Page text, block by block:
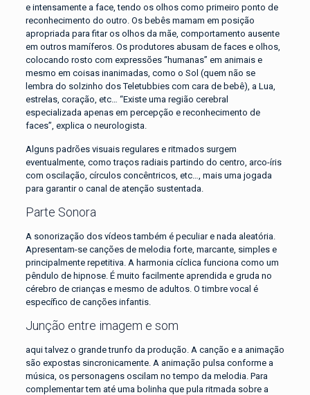
e intensamente a face, tendo os olhos como primeiro ponto de
reconhecimento do outro. Os bebês mamam em posição
apropriada para fitar os olhos da mãe, comportamento ausente
em outros mamíferos. Os produtores abusam de faces e olhos,
colocando rosto com expressões “humanas” em animais e
mesmo em coisas inanimadas, como o Sol (quem não se
lembra do solzinho dos Teletubbies com cara de bebê), a Lua,
estrelas, coração, etc… “Existe uma região cerebral
especializada apenas em percepção e reconhecimento de
faces”, explica o neurologista.
Alguns padrões visuais regulares e ritmados surgem
eventualmente, como traços radiais partindo do centro, arco-íris
com oscilação, círculos concêntricos, etc…, mais uma jogada
para garantir o canal de atenção sustentada.
Parte Sonora
A sonorização dos vídeos também é peculiar e nada aleatória.
Apresentam-se canções de melodia forte, marcante, simples e
principalmente repetitiva. A harmonia cíclica funciona como um
pêndulo de hipnose. É muito facilmente aprendida e gruda no
cérebro de crianças e mesmo de adultos. O timbre vocal é
específico de canções infantis.
Junção entre imagem e som
aqui talvez o grande trunfo da produção. A canção e a animação
são expostas sincronicamente. A animação pulsa conforme a
música, os personagens oscilam no tempo da melodia. Para
complementar tem até uma bolinha que pula ritmada sobre a